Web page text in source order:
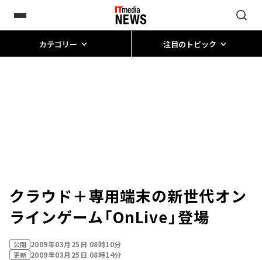
カテゴリー 注目のトピック
クラウド＋専用端末の新世代オン
ラインゲーム「OnLive」登場
公開 2009年03月25日 08時10分
更新 2009年03月25日 08時14分